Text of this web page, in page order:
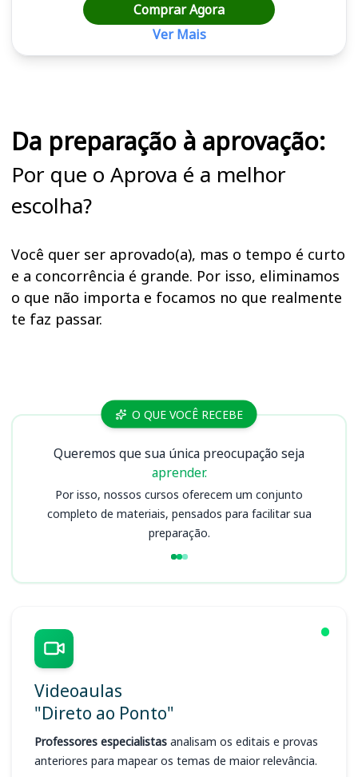
Comprar Agora
Ver Mais
Da preparação à aprovação:
Por que o Aprova é a melhor
escolha?
Você quer ser aprovado(a), mas o tempo é curto
e a concorrência é grande. Por isso, eliminamos
o que não importa e focamos no que realmente
te faz passar.
Cursos O QUE VOCÊ RECEBE
Queremos que sua única preocupação seja
aprender.
Por isso, nossos cursos oferecem um conjunto
completo de materiais, pensados para facilitar sua
preparação.
Videoaulas
"Direto ao Ponto"
Professores especialistas analisam os editais e provas
anteriores para mapear os temas de maior relevância.